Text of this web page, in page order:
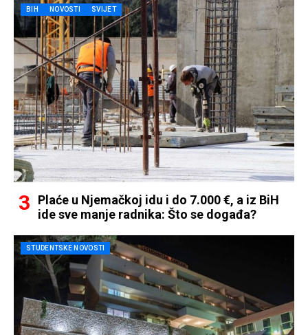
BIH NOVOSTI SVIJET
Plaće u Njemačkoj idu i do 7.000 €, a iz BiH
ide sve manje radnika: Što se događa?
STUDENTSKE NOVOSTI